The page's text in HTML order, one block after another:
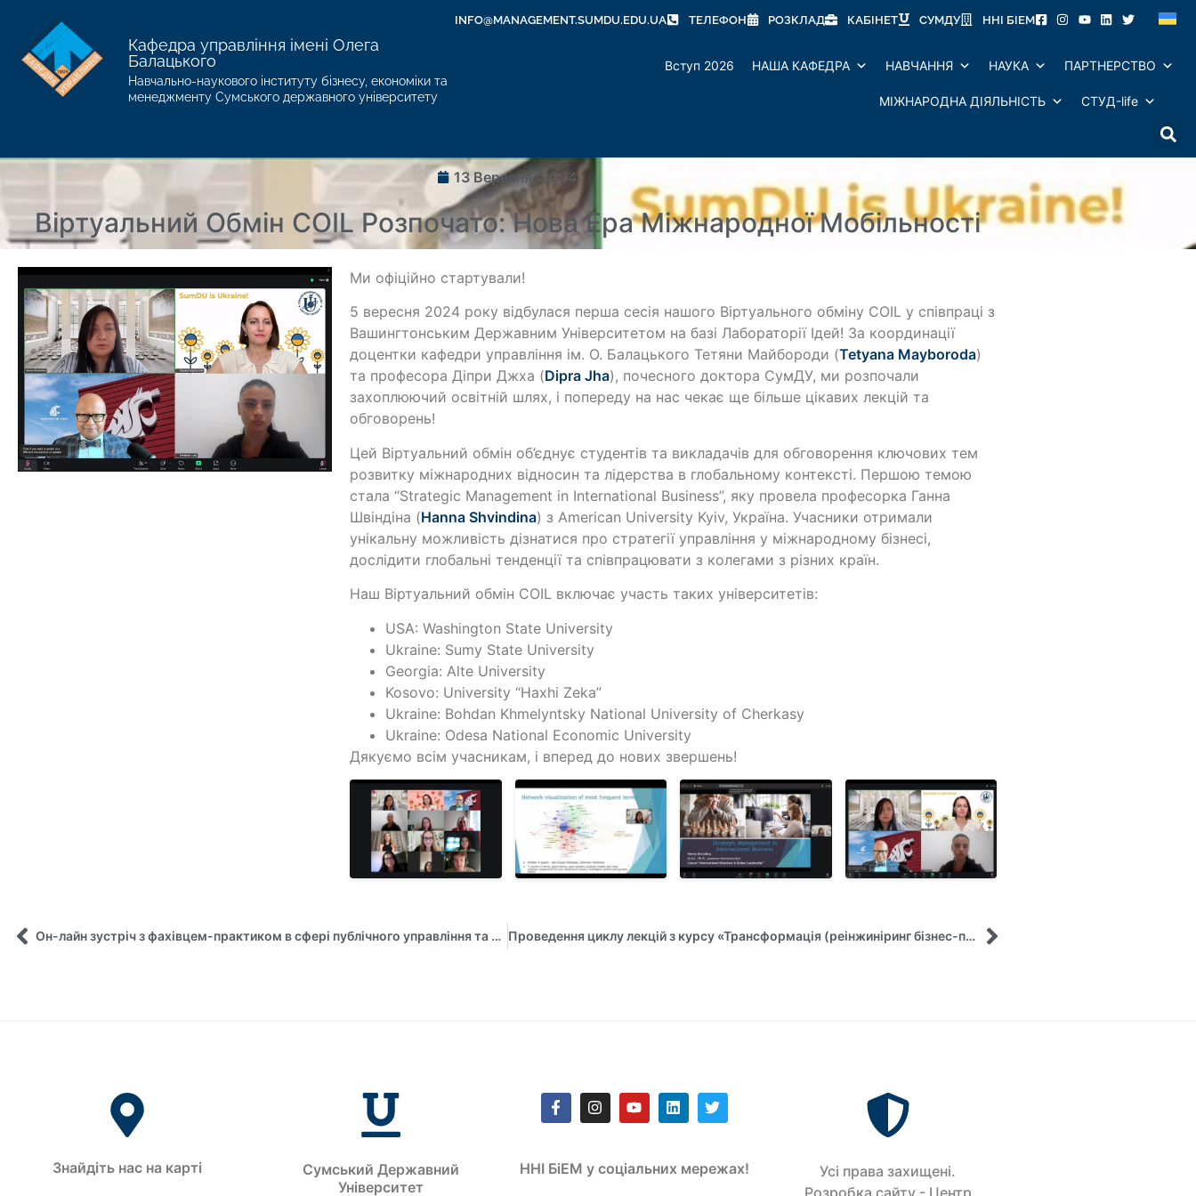
INFO@MANAGEMENT.SUMDU.EDU.UA ТЕЛЕФОН РОЗКЛАД КАБІНЕТ СУМДУ ННІ БІЕМ
Кафедра управління імені Олега
Балацького
Навчально-наукового інституту бізнесу, економіки та
менеджменту Сумського державного університету
Вступ 2026 НАША КАФЕДРА НАВЧАННЯ НАУКА ПАРТНЕРСТВО
МІЖНАРОДНА ДІЯЛЬНІСТЬ СТУД-life
13 Вересня, 2024
Віртуальний Обмін COIL Розпочато: Нова Ера Міжнародної Мобільності
Ми офіційно стартували!
5 вересня 2024 року відбулася перша сесія нашого Віртуального обміну COIL у співпраці з
Вашингтонським Державним Університетом на базі Лабораторії Ідей! За координації
доцентки кафедри управління ім. О. Балацького Тетяни Майбороди (Tetyana Mayboroda)
та професора Діпри Джха (Dipra Jha), почесного доктора СумДУ, ми розпочали
захоплюючий освітній шлях, і попереду на нас чекає ще більше цікавих лекцій та
обговорень!
Цей Віртуальний обмін об’єднує студентів та викладачів для обговорення ключових тем
розвитку міжнародних відносин та лідерства в глобальному контексті. Першою темою
стала “Strategic Management in International Business”, яку провела професорка Ганна
Швіндіна (Hanna Shvindina) з American University Kyiv, Україна. Учасники отримали
унікальну можливість дізнатися про стратегії управління у міжнародному бізнесі,
дослідити глобальні тенденції та співпрацювати з колегами з різних країн.
Наш Віртуальний обмін COIL включає участь таких університетів:
USA: Washington State University
Ukraine: Sumy State University
Georgia: Alte University
Kosovo: University “Haxhi Zeka”
Ukraine: Bohdan Khmelyntsky National University of Cherkasy
Ukraine: Odesa National Economic University
Дякуємо всім учасникам, і вперед до нових звершень!
Он-лайн зустріч з фахівцем-практиком в сфері публічного управління та адміністрування Проведення циклу лекцій з курсу «Трансформація (реінжиніринг бізнес-процесів) зеленого туризму: європейський досвід» в рамках проекту Жана Моне (№101126971 – Green tourism – ERASMUS-JMO-2023-HEI-TCH-RSCH – «European practices of green tourism and its tran
Знайдіть нас на карті
Сумський Державний
Університет
ННІ БіЕМ у соціальних мережах!
Усi права захищенi.
Розробка сайту - Центр